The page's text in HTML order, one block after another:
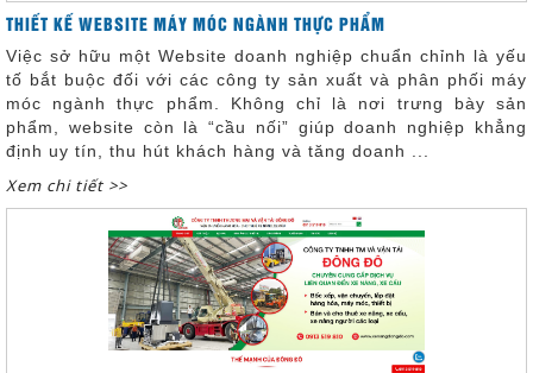
THIẾT KẾ WEBSITE MÁY MÓC NGÀNH THỰC PHẨM
Việc sở hữu một Website doanh nghiệp chuẩn chỉnh là yếu
tố bắt buộc đối với các công ty sản xuất và phân phối máy
móc ngành thực phẩm. Không chỉ là nơi trưng bày sản
phẩm, website còn là “cầu nối” giúp doanh nghiệp khẳng
định uy tín, thu hút khách hàng và tăng doanh ...
Xem chi tiết >>